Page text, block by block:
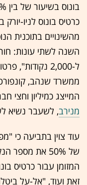
כרטיס בונוס לניו-
מהשינויים בתוכנית
ל-2,000
ממשרד שנהב,
המייצג כמיליון וחצי
מנירב, לשעבר נשיא
עוד צוין בתביעה כי
של 50% את
המזומן עבור כרטיס
זאת ועוד, "אל-על